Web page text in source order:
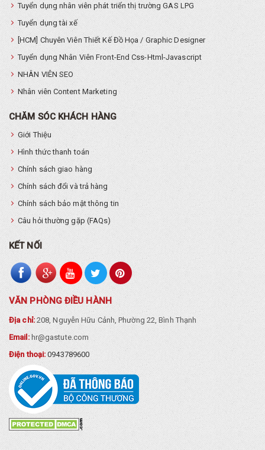
Tuyển dụng nhân viên phát triển thị trường GAS LPG
Tuyển dụng tài xế
[HCM] Chuyên Viên Thiết Kế Đồ Họa / Graphic Designer
Tuyển dụng Nhân Viên Front-End Css-Html-Javascript
NHÂN VIÊN SEO
Nhân viên Content Marketing
CHĂM SÓC KHÁCH HÀNG
Giới Thiệu
Hình thức thanh toán
Chính sách giao hàng
Chính sách đổi và trả hàng
Chính sách bảo mật thông tin
Câu hỏi thường gặp (FAQs)
KẾT NỐI
VĂN PHÒNG ĐIỀU HÀNH
Địa chỉ:208, Nguyễn Hữu Cảnh, Phường 22, Bình Thạnh
Email: hr@gastute.com
Điện thoại:0943789600